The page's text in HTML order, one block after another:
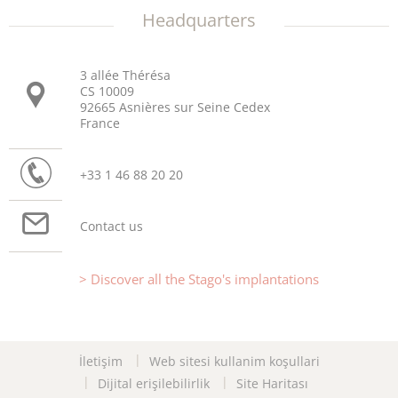
Headquarters
3 allée Thérésa
CS 10009
92665 Asnières sur Seine Cedex
France
+33 1 46 88 20 20
Contact us
Discover all the Stago's implantations
İletişim
Web sitesi kullanim koşullari
Dijital erişilebilirlik
Site Haritası